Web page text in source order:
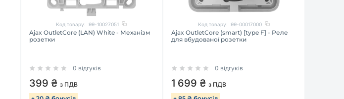
Код товару: 99-10027051
Ajax OutletCore (LAN) White - Механізм
розетки
0 відгуків
399 ₴ з ПДВ
Код товару: 99-00017000
Ajax OutletCore (smart) [type F] - Реле
для вбудованої розетки
0 відгуків
1 699 ₴з ПДВ